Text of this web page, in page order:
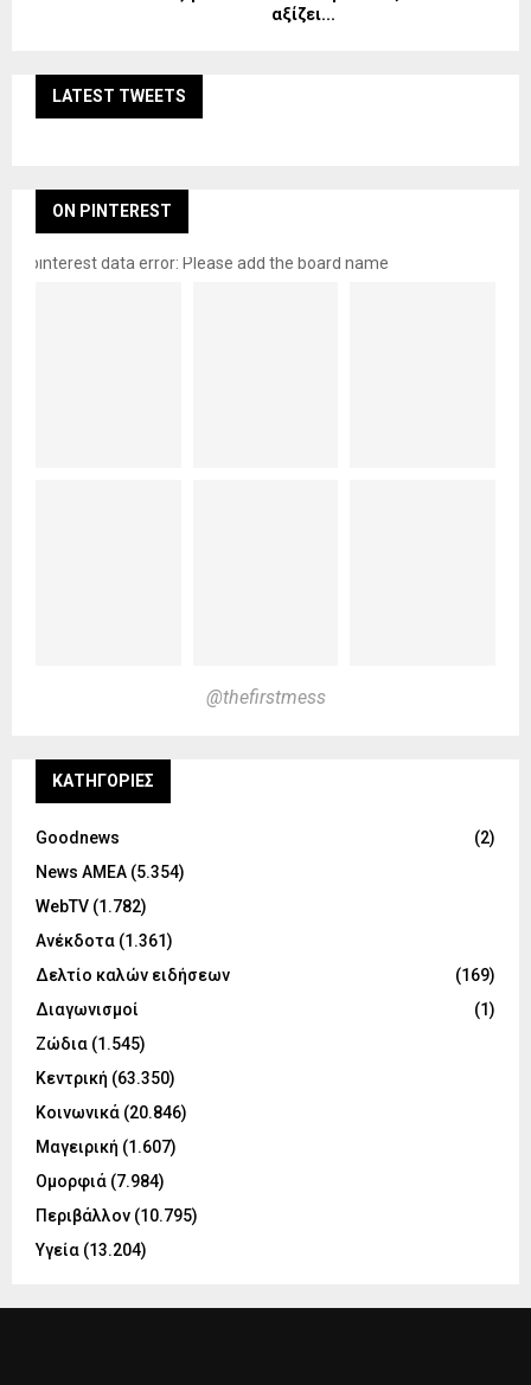
αξίζει...
LATEST TWEETS
ON PINTEREST
pinterest data error: Please add the board name
@thefirstmess
KΑΤΗΓΟΡΊΕΣ
Goodnews
(2)
News ΑΜΕΑ (5.354)
WebTV (1.782)
Ανέκδοτα (1.361)
Δελτίο καλών ειδήσεων
(169)
Διαγωνισμοί
(1)
Ζώδια (1.545)
Κεντρική (63.350)
Κοινωνικά (20.846)
Μαγειρική (1.607)
Ομορφιά (7.984)
Περιβάλλον (10.795)
Υγεία (13.204)